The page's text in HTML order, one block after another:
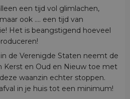
een tijd vol glimlachen,
ook .... een tijd van
Het is beangstigend hoeveel
de Verenigde Staten neemt de
Kerst en Oud en Nieuw toe met
waanzin echter stoppen.
in je huis tot een minimum!